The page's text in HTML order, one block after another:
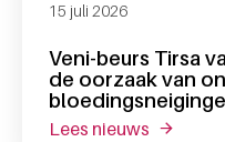
Veni-beurs Tirsa
de oorzaak van
15 juli 2026
lees nieuws over